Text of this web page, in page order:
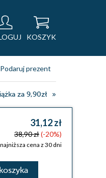
KOSZYK
Podaruj prezent
za 9,90zł
31,12 zł
38,90 zł(-20%)
cena z 30 dni